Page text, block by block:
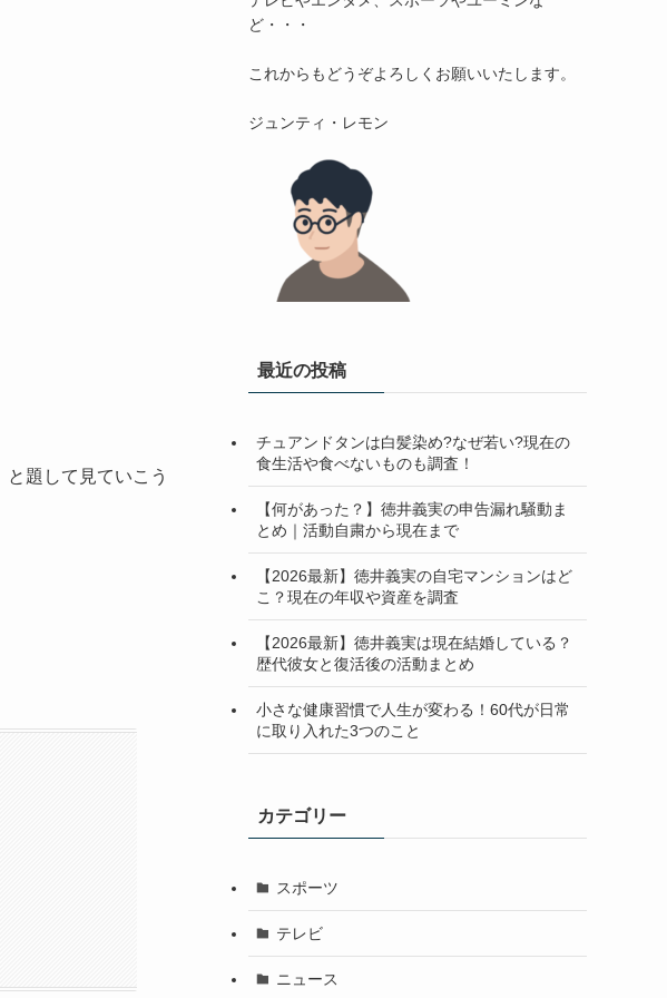
と題して見ていこう
ど・・・
これからもどうぞよろしくお願いいたします。
最近の投稿
チュアンドタンは白髪染め?なぜ若い?現在の
食生活や食べないものも調査！
【何があった？】徳井義実の申告漏れ騒動ま
とめ｜活動自粛から現在まで
【2026最新】徳井義実の自宅マンションはど
こ？現在の年収や資産を調査
【2026最新】徳井義実は現在結婚している？
歴代彼女と復活後の活動まとめ
小さな健康習慣で人生が変わる！60代が日常
に取り入れた3つのこと
カテゴリー
スポーツ
テレビ
ニュース